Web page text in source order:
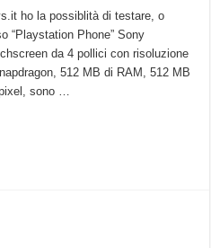
ho la possiblità di testare, o
“Playstation Phone” Sony
da 4 pollici con risoluzione
512 MB di RAM, 512 MB
sono …